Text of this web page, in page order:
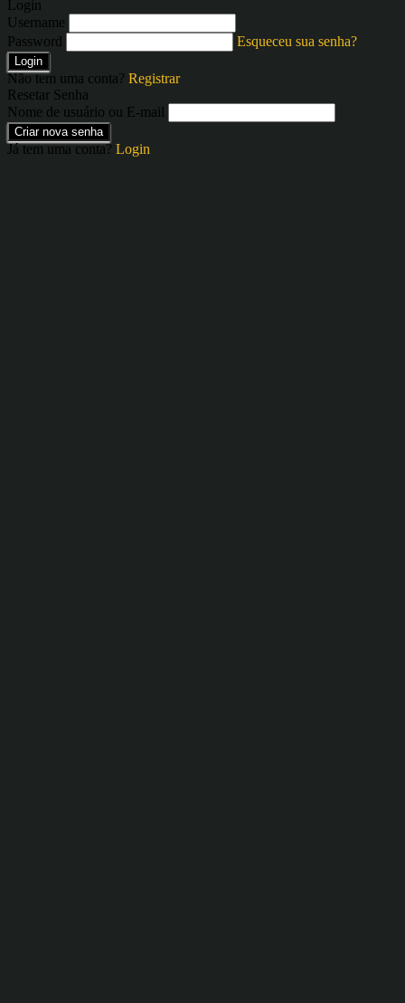
Login
Username
Password
Esqueceu sua senha?
Login
Não tem uma conta? Registrar
Resetar Senha
Nome de usuário ou E-mail
Criar nova senha
Já tem uma conta? Login